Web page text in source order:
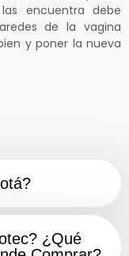
encuentra debe
de la vagina
y poner la nueva
¿Qué